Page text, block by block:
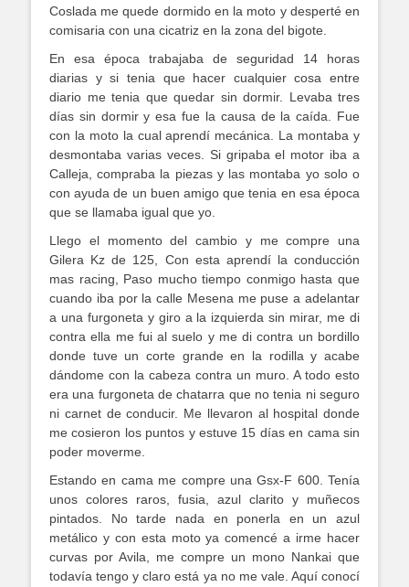
Coslada me quede dormido en la moto y desperté en
comisaria con una cicatriz en la zona del bigote.
En esa época trabajaba de seguridad 14 horas
diarias y si tenia que hacer cualquier cosa entre
diario me tenia que quedar sin dormir. Levaba tres
días sin dormir y esa fue la causa de la caída. Fue
con la moto la cual aprendí mecánica. La montaba y
desmontaba varias veces. Si gripaba el motor iba a
Calleja, compraba la piezas y las montaba yo solo o
con ayuda de un buen amigo que tenia en esa época
que se llamaba igual que yo.
Llego el momento del cambio y me compre una
Gilera Kz de 125, Con esta aprendí la conducción
mas racing, Paso mucho tiempo conmigo hasta que
cuando iba por la calle Mesena me puse a adelantar
a una furgoneta y giro a la izquierda sin mirar, me di
contra ella me fui al suelo y me di contra un bordillo
donde tuve un corte grande en la rodilla y acabe
dándome con la cabeza contra un muro. A todo esto
era una furgoneta de chatarra que no tenia ni seguro
ni carnet de conducir. Me llevaron al hospital donde
me cosieron los puntos y estuve 15 días en cama sin
poder moverme.
Estando en cama me compre una Gsx-F 600. Tenía
unos colores raros, fusia, azul clarito y muñecos
pintados. No tarde nada en ponerla en un azul
metálico y con esta moto ya comencé a irme hacer
curvas por Avila, me compre un mono Nankai que
todavía tengo y claro está ya no me vale. Aquí conocí